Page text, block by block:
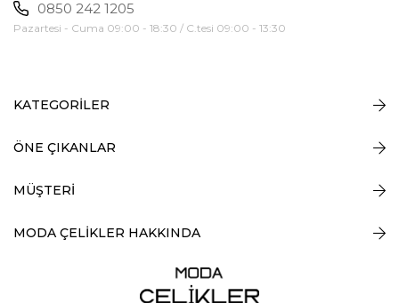
0850 242 1205
Pazartesi - Cuma 09:00 - 18:30 / C.tesi 09:00 - 13:30
KATEGORİLER
ÖNE ÇIKANLAR
MÜŞTERİ
MODA ÇELİKLER HAKKINDA